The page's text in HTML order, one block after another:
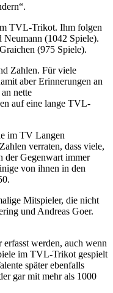
TVL-Trikot. Ihm folgen
(1042 Spiele).
(975 Spiele).
Zahlen. Für viele
aber Erinnerungen an
nette
auf eine lange TVL-
im TV Langen
verraten, dass viele,
der Gegenwart immer
von ihnen in den
Mitspieler, die nicht
und Andreas Goer.
werden, auch wenn
im TVL-Trikot gespielt
später ebenfalls
gar mit mehr als 1000